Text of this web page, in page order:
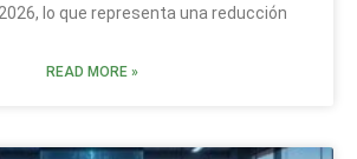
lo que representa una reducción
READ MORE »